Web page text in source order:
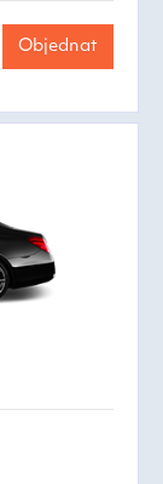
Objednat